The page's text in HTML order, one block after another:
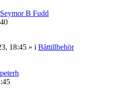
Seymor B Fudd
18:45 » i Båttillbehör
peterh